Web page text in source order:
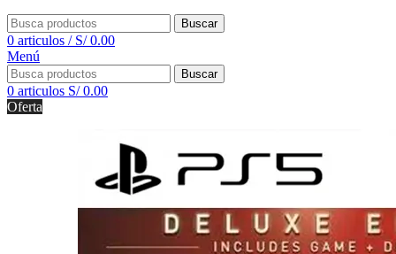
Buscar
0 articulos / S/0.00
Menú
Buscar
0 articulos S/0.00
Oferta